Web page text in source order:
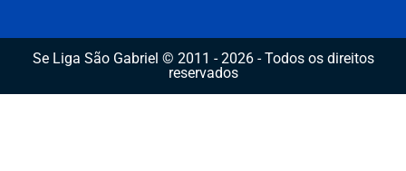
Se Liga São Gabriel © 2011 - 2026 - Todos os direitos
reservados